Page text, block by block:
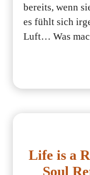
bereits, wenn
es fühlt sich
Luft… Was
Life is a
Soul